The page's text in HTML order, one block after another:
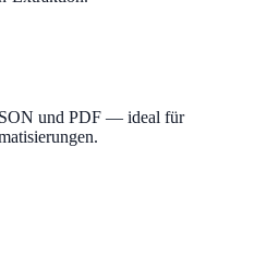
und PDF — ideal für